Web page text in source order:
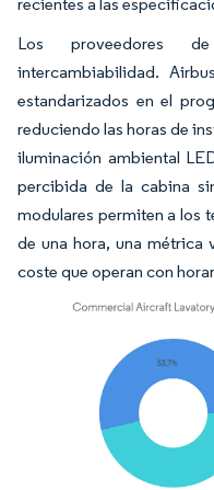
Los proveedores
intercambiabilidad.
estandarizados en el
reduciendo las horas de
iluminación ambiental
percibida de la cabina
modulares permiten a los
de una hora, una métrica
coste que operan con